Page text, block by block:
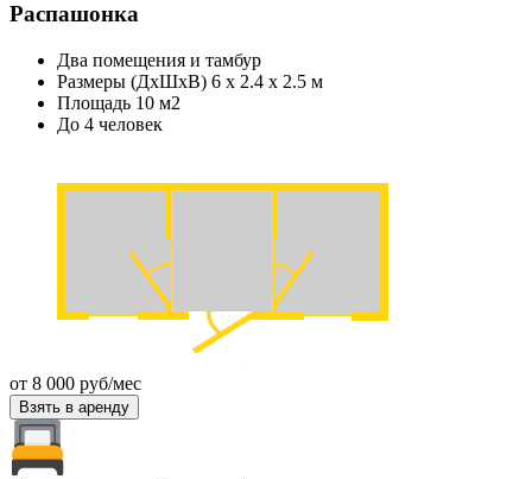
Распашонка
Два помещения и тамбур
Размеры (ДхШхВ) 6 х 2.4 х 2.5 м
Площадь 10 м2
До 4 человек
от 8 000 руб/мес
Взять в аренду